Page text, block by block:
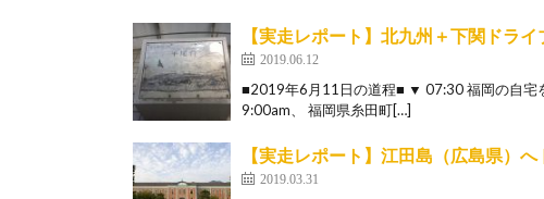
【実走レポート】北九州＋下関ドラ
2019.06.12
■2019年6月11日の道程■ ▼ 07:30 福岡の自宅
9:00am、 福岡県糸田町[…]
【実走レポート】江田島（広島県）
2019.03.31